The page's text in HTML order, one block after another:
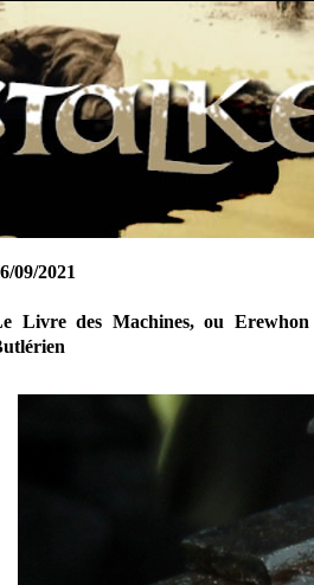
09/2021
Livre des Machines, ou